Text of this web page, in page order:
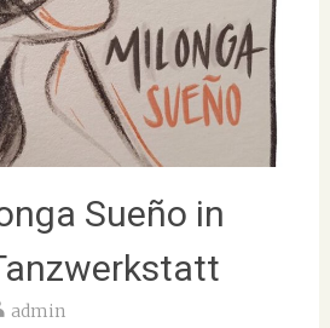
Sueño in
admin